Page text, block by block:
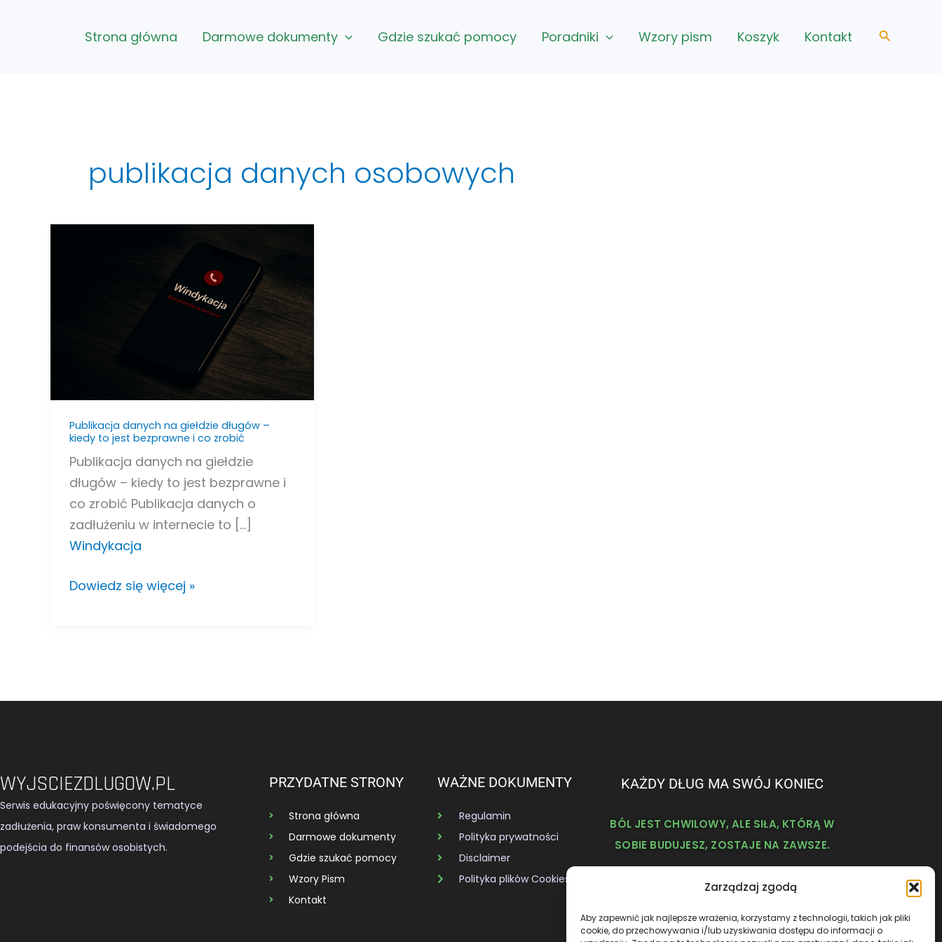
Zarządzaj zgodą
Aby zapewnić jak najlepsze wrażenia, korzystamy z technologii, takich jak pliki
cookie, do przechowywania i/lub uzyskiwania dostępu do informacji o
Strona główna Darmowe dokumenty Gdzie szukać pomocy Poradniki Wzory pism Koszyk Kontakt Szukaj
publikacja danych osobowych
Publikacja danych na giełdzie długów –
kiedy to jest bezprawne i co zrobić
Publikacja danych na giełdzie
długów – kiedy to jest bezprawne i
co zrobić Publikacja danych o
zadłużeniu w internecie to […]
Windykacja
jest
bezprawne
i
co
zrobić
Dowiedz się więcej »
WYJSCIEZDLUGOW.PL
Serwis edukacyjny poświęcony tematyce
zadłużenia, praw konsumenta i świadomego
podejścia do finansów osobistych.
PRZYDATNE STRONY
Strona główna
Darmowe dokumenty
Gdzie szukać pomocy
Wzory Pism
Kontakt
WAŻNE DOKUMENTY
Regulamin
Polityka prywatności
Disclaimer
Polityka plików Cookies
KAŻDY DŁUG MA SWÓJ KONIEC
BÓL JEST CHWILOWY, ALE SIŁA, KTÓRĄ W
SOBIE BUDUJESZ, ZOSTAJE NA ZAWSZE.